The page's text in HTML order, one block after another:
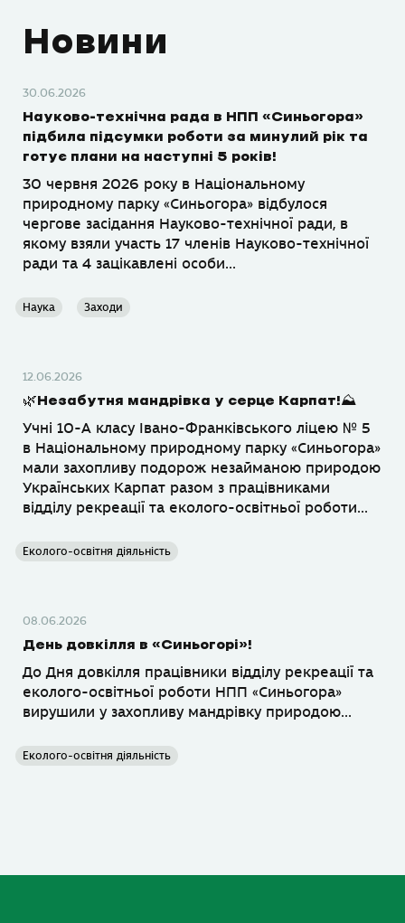
Новини
30.06.2026
Науково-технічна рада в НПП «Синьогора»
підбила підсумки роботи за минулий рік та
готує плани на наступні 5 років!
30 червня 2026 року в Національному
природному парку «Синьогора» відбулося
чергове засідання Науково-технічної ради, в
якому взяли участь 17 членів Науково-технічної
ради та 4 зацікавлені особи...
Наука Заходи
12.06.2026
🌿Незабутня мандрівка у серце Карпат!⛰️
Учні 10-А класу Івано-Франківського ліцею № 5
в Національному природному парку «Синьогора»
мали захопливу подорож незайманою природою
Українських Карпат разом з працівниками
відділу рекреації та еколого-освітньої роботи...
Еколого-освітня діяльність
08.06.2026
День довкілля в «Синьогорі»!
До Дня довкілля працівники відділу рекреації та
еколого-освітньої роботи НПП «Синьогора»
вирушили у захопливу мандрівку природою...
Еколого-освітня діяльність